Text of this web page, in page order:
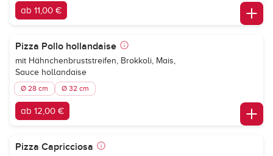
ab 11,00 €
Pizza Pollo hollandaise
mit Hähnchenbruststreifen, Brokkoli, Mais,
Sauce hollandaise
Ø 28 cm Ø 32 cm
ab 12,00 €
Pizza Capricciosa